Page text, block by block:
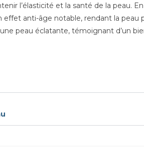
l’élasticité et la santé de la peau. En
anti-âge notable, rendant la peau
peau éclatante, témoignant d’un